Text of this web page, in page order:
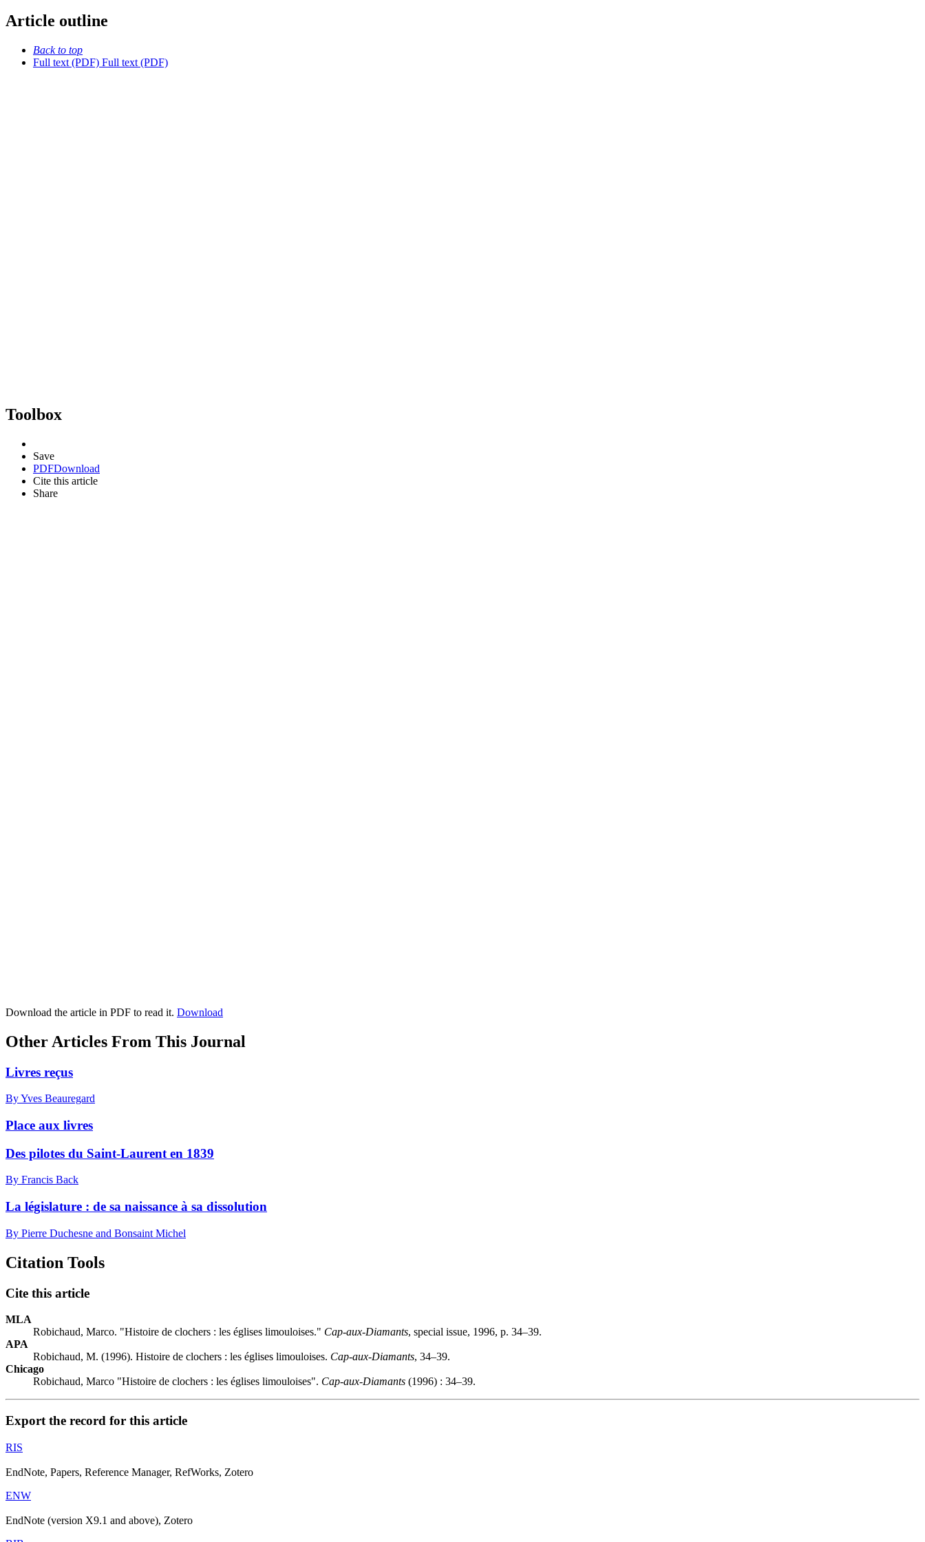
Article outline
Back to top
Full text (PDF) Full text (PDF)
Toolbox
Save
PDFDownload
Cite this article
Share
Download the article in PDF to read it. Download
Other Articles From This Journal
Livres reçus
By Yves Beauregard
Place aux livres
Des pilotes du Saint-Laurent en 1839
By Francis Back
La législature : de sa naissance à sa dissolution
By Pierre Duchesne and Bonsaint Michel
Citation Tools
Cite this article
MLA
Robichaud, Marco. "Histoire de clochers : les églises limouloises." Cap-aux-Diamants, special issue, 1996, p. 34–39.
APA
Robichaud, M. (1996). Histoire de clochers : les églises limouloises. Cap-aux-Diamants, 34–39.
Chicago
Robichaud, Marco "Histoire de clochers : les églises limouloises". Cap-aux-Diamants (1996) : 34–39.
Export the record for this article
RIS
EndNote, Papers, Reference Manager, RefWorks, Zotero
ENW
EndNote (version X9.1 and above), Zotero